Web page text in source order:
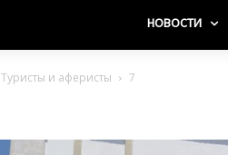
НОВОСТИ
Туристы и аферисты 7